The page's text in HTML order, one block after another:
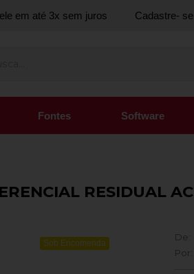
em até 3x sem juros Cadastre-
Fontes Software
RESIDUAL
Sob Encomenda
De:
Por: